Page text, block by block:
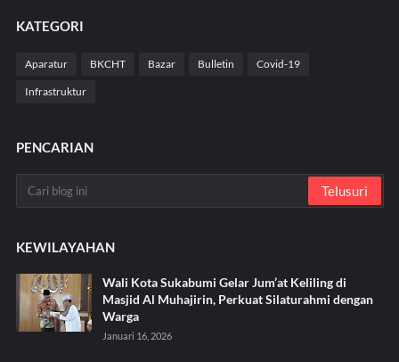
KATEGORI
Aparatur BKCHT Bazar Bulletin Covid-19
Infrastruktur
PENCARIAN
KEWILAYAHAN
Wali Kota Sukabumi Gelar Jum’at Keliling di
Masjid Al Muhajirin, Perkuat Silaturahmi dengan
Warga
Januari 16, 2026